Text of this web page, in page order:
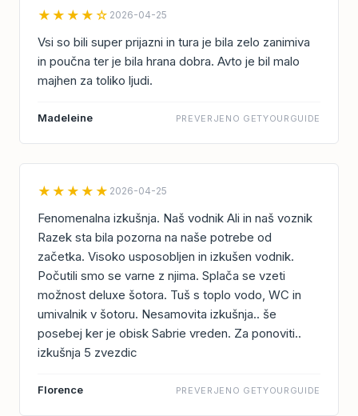
★★★★☆ 2026-04-25
Vsi so bili super prijazni in tura je bila zelo zanimiva
in poučna ter je bila hrana dobra. Avto je bil malo
majhen za toliko ljudi.
Madeleine PREVERJENO GETYOURGUIDE
★★★★★ 2026-04-25
Fenomenalna izkušnja. Naš vodnik Ali in naš voznik
Razek sta bila pozorna na naše potrebe od
začetka. Visoko usposobljen in izkušen vodnik.
Počutili smo se varne z njima. Splača se vzeti
možnost deluxe šotora. Tuš s toplo vodo, WC in
umivalnik v šotoru. Nesamovita izkušnja.. še
posebej ker je obisk Sabrie vreden. Za ponoviti..
izkušnja 5 zvezdic
Florence PREVERJENO GETYOURGUIDE